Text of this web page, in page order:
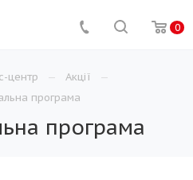
0
центр
Акції
програма
програма